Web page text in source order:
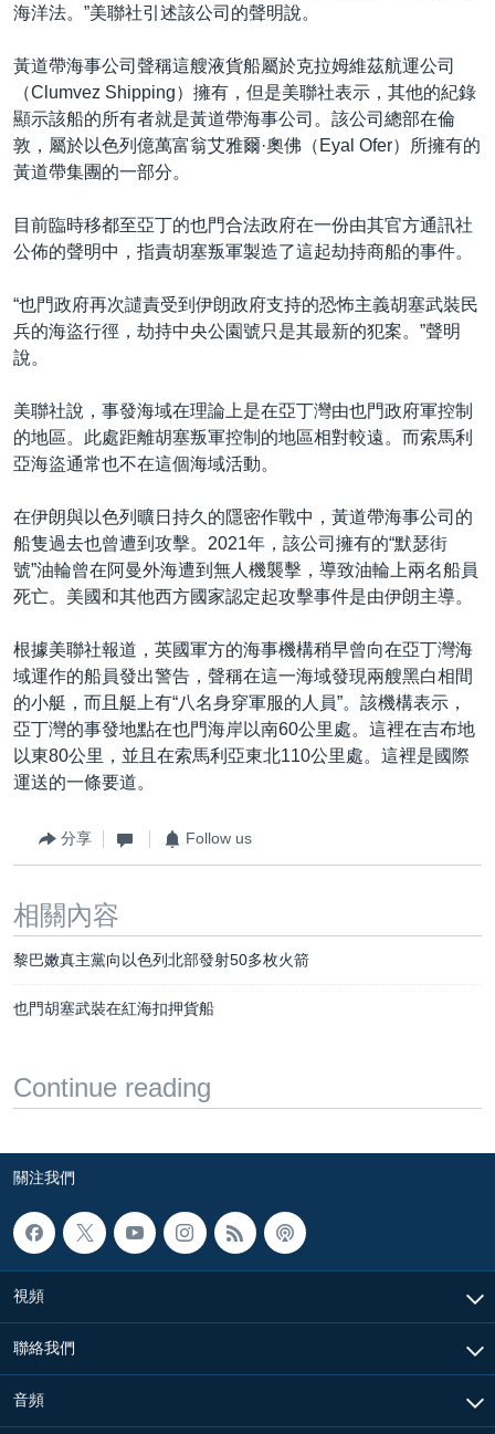
海洋法。”美聯社引述該公司的聲明說。
黃道帶海事公司聲稱這艘液貨船屬於克拉姆維茲航運公司
（Clumvez Shipping）擁有，但是美聯社表示，其他的紀錄
顯示該船的所有者就是黃道帶海事公司。該公司總部在倫
敦，屬於以色列億萬富翁艾雅爾·奧佛（Eyal Ofer）所擁有的
黃道帶集團的一部分。
目前臨時移都至亞丁的也門合法政府在一份由其官方通訊社
公佈的聲明中，指責胡塞叛軍製造了這起劫持商船的事件。
“也門政府再次譴責受到伊朗政府支持的恐怖主義胡塞武裝民
兵的海盜行徑，劫持中央公園號只是其最新的犯案。”聲明
說。
美聯社說，事發海域在理論上是在亞丁灣由也門政府軍控制
的地區。此處距離胡塞叛軍控制的地區相對較遠。而索馬利
亞海盜通常也不在這個海域活動。
在伊朗與以色列曠日持久的隱密作戰中，黃道帶海事公司的
船隻過去也曾遭到攻擊。2021年，該公司擁有的“默瑟街
號”油輪曾在阿曼外海遭到無人機襲擊，導致油輪上兩名船員
死亡。美國和其他西方國家認定起攻擊事件是由伊朗主導。
根據美聯社報道，英國軍方的海事機構稍早曾向在亞丁灣海
域運作的船員發出警告，聲稱在這一海域發現兩艘黑白相間
的小艇，而且艇上有“八名身穿軍服的人員”。該機構表示，
亞丁灣的事發地點在也門海岸以南60公里處。這裡在吉布地
以東80公里，並且在索馬利亞東北110公里處。這裡是國際
運送的一條要道。
分享 Follow us
相關內容
黎巴嫩真主黨向以色列北部發射50多枚火箭
也門胡塞武裝在紅海扣押貨船
Continue reading
關注我們
視頻
聯絡我們
音頻